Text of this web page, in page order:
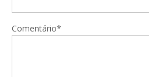
Comentário*